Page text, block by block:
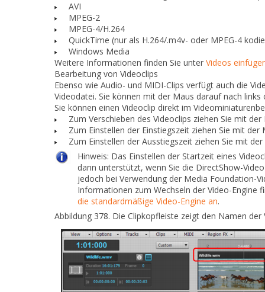
AVI
MPEG-2
MPEG-4/H.264
QuickTime (nur als H.264/.m4v- oder MPEG-4
Windows Media
Weitere Informationen finden Sie unter Videos
Bearbeitung von Videoclips
Ebenso wie Audio- und MIDI-Clips verfügt auch die
Videodatei. Sie können mit der Maus darauf nach
Sie können einen Videoclip direkt im
Zum Verschieben des Videoclips ziehen Sie mit
Zum Einstellen der Einstiegszeit ziehen Sie mit der
Zum Einstellen der Ausstiegszeit ziehen Sie mit
Hinweis: Das Einstellen der Startzeit eines
dann unterstützt, wenn Sie die DirectShow-
jedoch bei Verwendung der Media Foundation-
Informationen zum Wechseln der Video-Engine
die standardmäßige Video-Engine an.
Abbildung 378. Die Clipkopfleiste zeigt den Namen der